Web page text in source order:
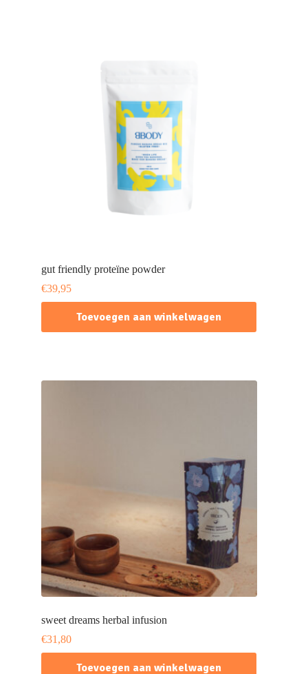
gut friendly proteïne powder
€39,95
Toevoegen aan winkelwagen
sweet dreams herbal infusion
€31,80
Toevoegen aan winkelwagen